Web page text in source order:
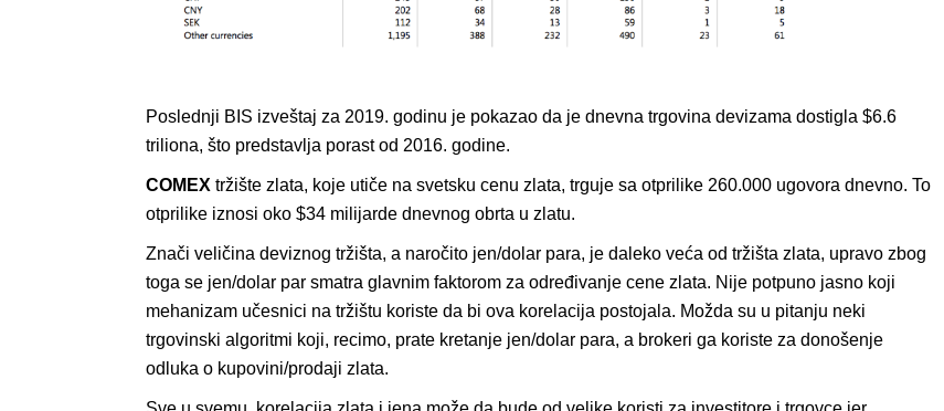
Poslednji BIS izveštaj za 2019. godinu je pokazao da je dnevna trgovina devizama dostigla $6.6
triliona, što predstavlja porast od 2016. godine.
COMEX tržište zlata, koje utiče na svetsku cenu zlata, trguje sa otprilike 260.000 ugovora dnevno. To
otprilike iznosi oko $34 milijarde dnevnog obrta u zlatu.
Znači veličina deviznog tržišta, a naročito jen/dolar para, je daleko veća od tržišta zlata, upravo zbog
toga se jen/dolar par smatra glavnim faktorom za određivanje cene zlata. Nije potpuno jasno koji
mehanizam učesnici na tržištu koriste da bi ova korelacija postojala. Možda su u pitanju neki
trgovinski algoritmi koji, recimo, prate kretanje jen/dolar para, a brokeri ga koriste za donošenje
odluka o kupovini/prodaji zlata.